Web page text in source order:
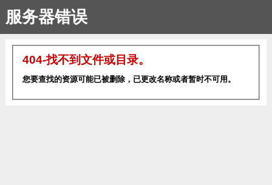
服务器错误
404-找不到文件或目录。
您要查找的资源可能已被删除，已更改名称或者暂时不可用。